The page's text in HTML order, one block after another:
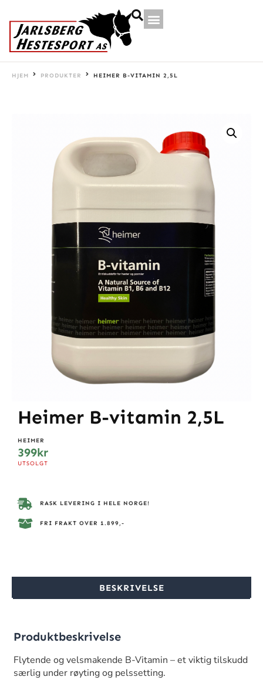
HJEM PRODUKTER HEIMER B-VITAMIN 2,5L
Heimer B-vitamin 2,5L
HEIMER
399kr
UTSOLGT
RASK LEVERING I HELE NORGE!
FRI FRAKT OVER 1.899,-
BESKRIVELSE
Produktbeskrivelse
Flytende og velsmakende B-Vitamin – et viktig tilskudd
særlig under røyting og pelssetting.